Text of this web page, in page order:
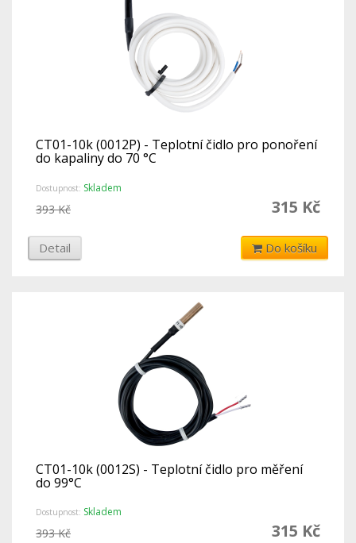
CT01-10k (0012P) - Teplotní čidlo pro ponoření
do kapaliny do 70 °C
Dostupnost: Skladem
315 Kč
393 Kč
Detail Do košíku
CT01-10k (0012S) - Teplotní čidlo pro měření
do 99°C
Dostupnost: Skladem
315 Kč
393 Kč